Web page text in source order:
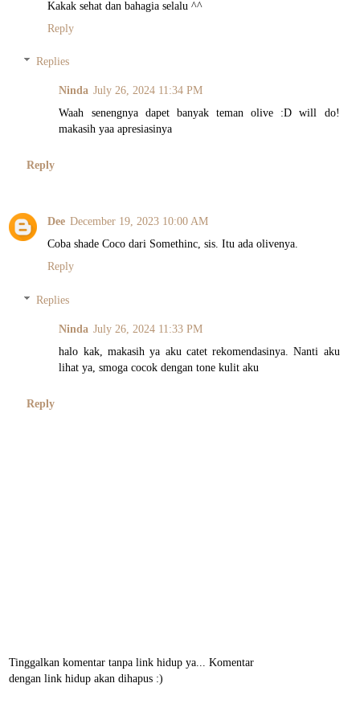
Kakak sehat dan bahagia selalu ^^
Reply
Replies
Ninda July 26, 2024 11:34 PM
Waah senengnya dapet banyak teman olive :D will do!
makasih yaa apresiasinya
Reply
Dee December 19, 2023 10:00 AM
Coba shade Coco dari Somethinc, sis. Itu ada olivenya.
Reply
Replies
Ninda July 26, 2024 11:33 PM
halo kak, makasih ya aku catet rekomendasinya. Nanti aku
lihat ya, smoga cocok dengan tone kulit aku
Reply
Tinggalkan komentar tanpa link hidup ya... Komentar
dengan link hidup akan dihapus :)